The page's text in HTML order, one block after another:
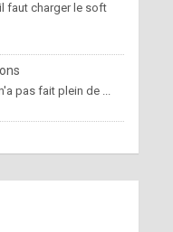
faut charger le soft
pas fait plein de ...